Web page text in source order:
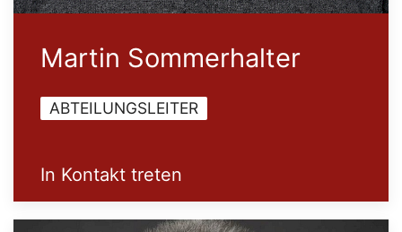
Martin Sommerhalter
ABTEILUNGSLEITER
In Kontakt treten